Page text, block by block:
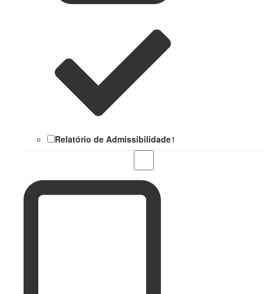
Relatório de Admissibilidade1